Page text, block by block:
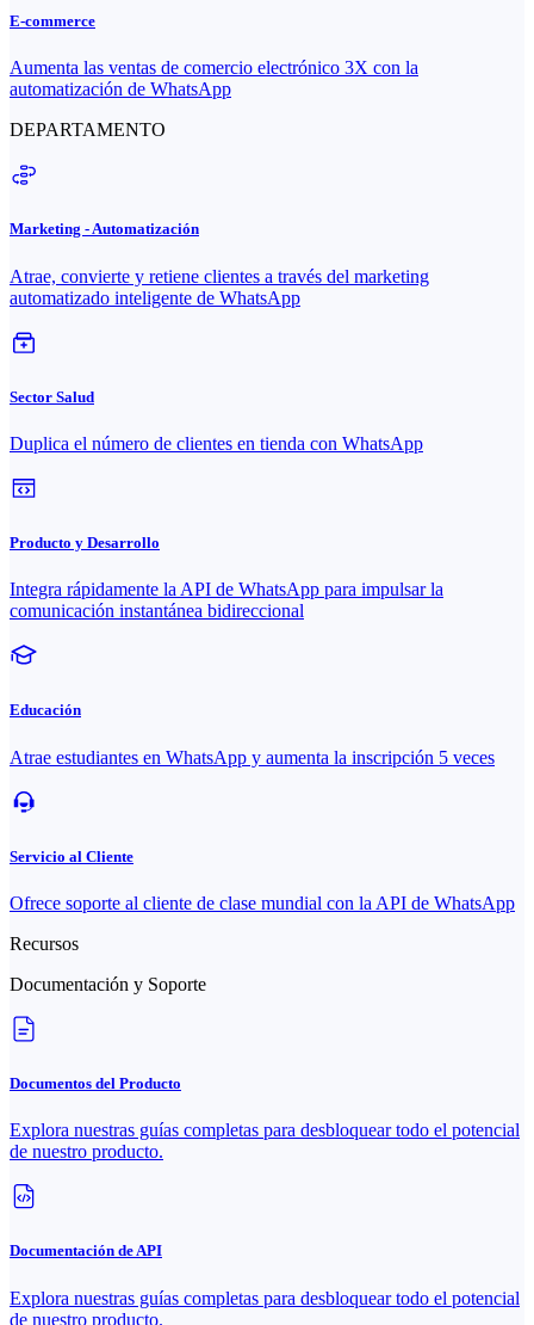
E-commerce
Aumenta las ventas de comercio electrónico 3X con la
automatización de WhatsApp
DEPARTAMENTO
Marketing - Automatización
Atrae, convierte y retiene clientes a través del marketing
automatizado inteligente de WhatsApp
Sector Salud
Duplica el número de clientes en tienda con WhatsApp
Producto y Desarrollo
Integra rápidamente la API de WhatsApp para impulsar la
comunicación instantánea bidireccional
Educación
Atrae estudiantes en WhatsApp y aumenta la inscripción 5 veces
Servicio al Cliente
Ofrece soporte al cliente de clase mundial con la API de WhatsApp
Recursos
Documentación y Soporte
Documentos del Producto
Explora nuestras guías completas para desbloquear todo el potencial
de nuestro producto.
Documentación de API
Explora nuestras guías completas para desbloquear todo el potencial
de nuestro producto.